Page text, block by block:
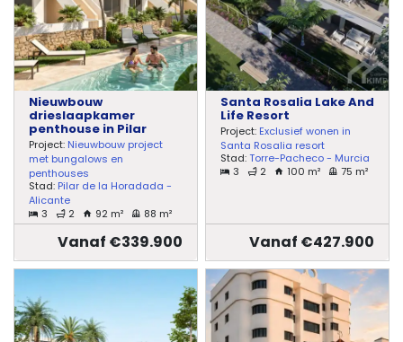
Nieuwbouw
drieslaapkamer
penthouse in Pilar
Project: Nieuwbouw project
met bungalows en
penthouses
Stad: Pilar de la Horadada -
Alicante
3
2 92 m² 88 m²
Vanaf €339.900
Santa Rosalia Lake And
Life Resort
Project: Exclusief wonen in
Santa Rosalia resort
Stad:Torre-Pacheco - Murcia
3
2 100 m² 75 m²
Vanaf €427.900